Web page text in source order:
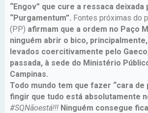
“Engov” que cure a ressaca deixada
“Purgamentum”. Fontes próximas do
(PP) afirmam que a ordem no Paço
ninguém abrir o bico,
levados coercitivamente pelo
passada, à sede do Ministério
Campinas.
Todo mundo tem que fazer “cara de
fingir que tudo está absolutamente
#SQNãoestá!!! Ninguém consegue